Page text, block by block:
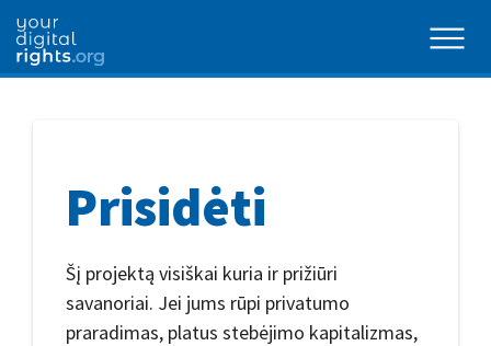
Prisidėti
Šį projektą visiškai kuria ir prižiūri
savanoriai. Jei jums rūpi privatumo
praradimas, platus stebėjimo kapitalizmas,